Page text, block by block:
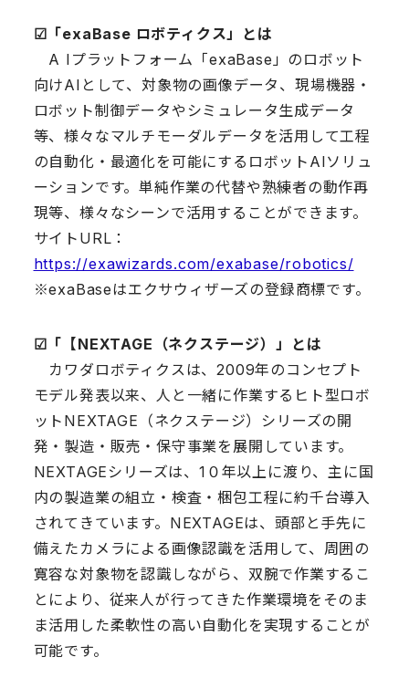
☑︎「exaBase ロボティクス」とは
A Iプラットフォーム「exaBase」のロボット
向けAIとして、対象物の画像データ、現場機器・
ロボット制御データやシミュレータ生成データ
等、様々なマルチモーダルデータを活用して工程
の自動化・最適化を可能にするロボットAIソリュ
ーションです。単純作業の代替や熟練者の動作再
現等、様々なシーンで活用することができます。
サイトURL：
https://exawizards.com/exabase/robotics/
※exaBaseはエクサウィザーズの登録商標です。
☑︎「【NEXTAGE（ネクステージ）」とは
カワダロボティクスは、2009年のコンセプト
モデル発表以来、人と一緒に作業するヒト型ロボ
ットNEXTAGE（ネクステージ）シリーズの開
発・製造・販売・保守事業を展開しています。
NEXTAGEシリーズは、1０年以上に渡り、主に国
内の製造業の組立・検査・梱包工程に約千台導入
されてきています。NEXTAGEは、頭部と手先に
備えたカメラによる画像認識を活用して、周囲の
寛容な対象物を認識しながら、双腕で作業するこ
とにより、従来人が行ってきた作業環境をそのま
ま活用した柔軟性の高い自動化を実現することが
可能です。